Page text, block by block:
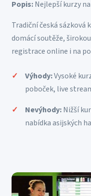
Popis:Nejlepší kurzy
Tradiční česká sázková
domácí soutěže,
registrace online i na
Výhody:Vysoké
poboček, live
Nevýhody:Nižší
nabídka asijských